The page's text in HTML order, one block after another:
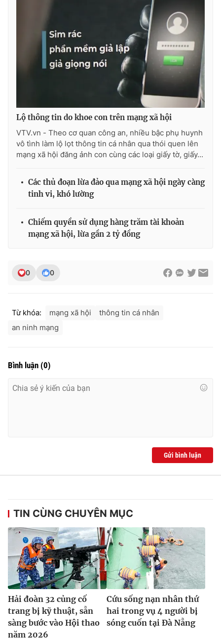
Lộ thông tin do khoe con trên mạng xã hội
VTV.vn - Theo cơ quan công an, nhiều bậc phụ huynh
vô tình làm lộ lọt thông tin cá nhân qua thói quen lên
mạng xã hội đăng ảnh con cùng các loại giấy tờ, giấy...
Các thủ đoạn lừa đảo qua mạng xã hội ngày càng
tinh vi, khó lường
Chiếm quyền sử dụng hàng trăm tài khoản
mạng xã hội, lừa gần 2 tỷ đồng
0 0
Từ khóa: mạng xã hội
thông tin cá nhân
an ninh mạng
Bình luận (0)
Gửi bình luận
TIN CÙNG CHUYÊN MỤC
Hải đoàn 32 củng cố
trang bị kỹ thuật, sẵn
sàng bước vào Hội thao
năm 2026
Cứu sống nạn nhân thứ
hai trong vụ 4 người bị
sóng cuốn tại Đà Nẵng